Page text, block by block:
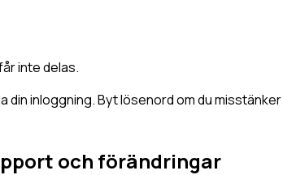
inte delas.
din inloggning. Byt lösenord om du
och förändringar